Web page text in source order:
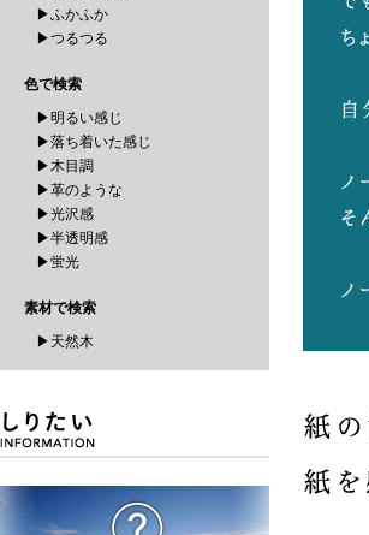
▶ふかふか
▶つるつる
色で検索
▶明るい感じ
▶落ち着いた感じ
▶木目調
▶革のような
▶光沢感
▶半透明感
▶蛍光
素材で検索
▶天然木